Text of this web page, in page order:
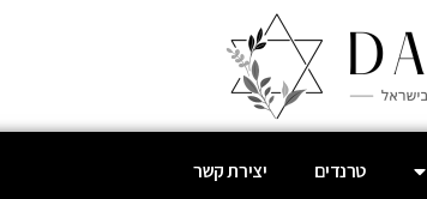
טרנדים יצירת קשר